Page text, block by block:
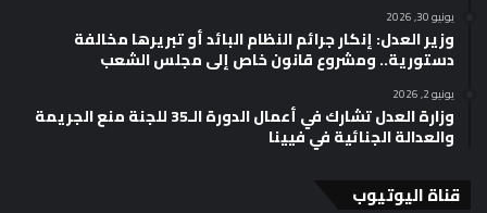
يونيو 30, 2026
وزير العدل: إنكار جرائم النظام البائد أو تبريرها مخالفة
دستورية.. ومشروع قانون خاص إلى مجلس الشعب
يونيو 2, 2026
وزارة العدل تشارك في أعمال الدورة الـ35 للجنة منع الجريمة
والعدالة الجنائية في فيينا
قناة اليوتيوب